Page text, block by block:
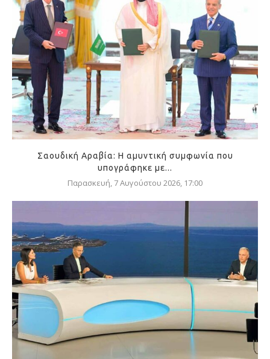
Σαουδική Αραβία: Η αμυντική συμφωνία που
υπογράφηκε με...
Παρασκευή, 7 Αυγούστου 2026, 17:00